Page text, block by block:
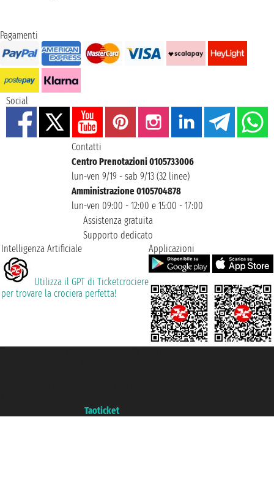
Pagamenti
Social
Contatti
Centro Prenotazioni 0105733006
lun-ven 9/19 - sab 9/13 (32 linee)
Amministrazione 0105704878
lun-ven 09:00 - 12:00 e 15:00 - 17:00
Assistenza gratuita
Supporto dedicato
Intelligenza Artificiale
Utilizza il GPT di Ticketcrociere
per trovare la crociera perfetta!
Applicazioni
Taoticket